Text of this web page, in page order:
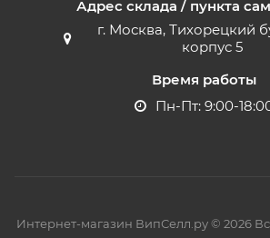
Адрес склада / пункта
г. Москва, Тихорецкий
корпус 5
Время работы
Пн-Пт: 9:00-
Интернет-магазин ВипСелл.ру © 2026